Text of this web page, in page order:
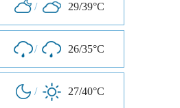
/ 29/39°C
/ 26/35°C
/ 27/40°C